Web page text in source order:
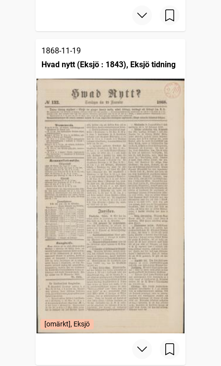
1868-11-19
Hvad nytt (Eksjö : 1843), Eksjö tidning
[omärkt], Eksjö